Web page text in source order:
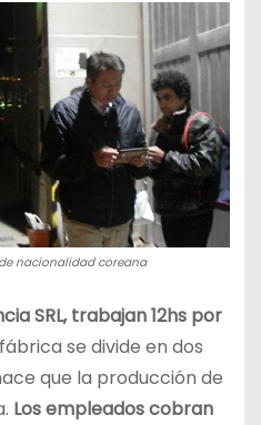
nacionalidad coreana
SRL, trabajan 12hs por
se divide en dos
que la producción de
Los empleados cobran